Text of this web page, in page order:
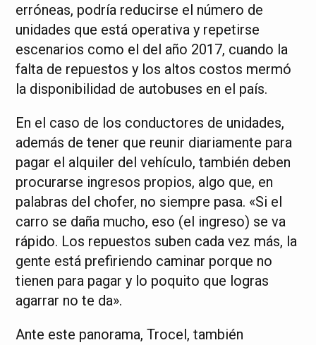
erróneas, podría reducirse el número de
unidades que está operativa y repetirse
escenarios como el del año 2017, cuando la
falta de repuestos y los altos costos mermó
la disponibilidad de autobuses en el país.
En el caso de los conductores de unidades,
además de tener que reunir diariamente para
pagar el alquiler del vehículo, también deben
procurarse ingresos propios, algo que, en
palabras del chofer, no siempre pasa. «Si el
carro se daña mucho, eso (el ingreso) se va
rápido. Los repuestos suben cada vez más, la
gente está prefiriendo caminar porque no
tienen para pagar y lo poquito que logras
agarrar no te da».
Ante este panorama, Trocel, también